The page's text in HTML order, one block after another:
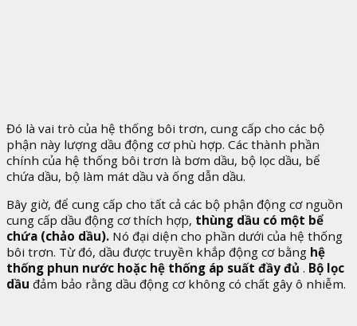
Đó là vai trò của hệ thống bôi trơn, cung cấp cho các bộ
phận này lượng dầu động cơ phù hợp. Các thành phần
chính của hệ thống bôi trơn là bơm dầu, bộ lọc dầu, bể
chứa dầu, bộ làm mát dầu và ống dẫn dầu.
Bây giờ, để cung cấp cho tất cả các bộ phận động cơ nguồn
cung cấp dầu động cơ thích hợp, thùng dầu có một bể
chứa (chảo dầu). Nó đại diện cho phần dưới của hệ thống
bôi trơn. Từ đó, dầu được truyền khắp động cơ bằng hệ
thống phun nước hoặc hệ thống áp suất đầy đủ . Bộ lọc
dầu đảm bảo rằng dầu động cơ không có chất gây ô nhiễm.